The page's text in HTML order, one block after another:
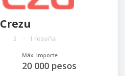
Crezu
3 1 reseña
Máx. Importe
20 000 pesos